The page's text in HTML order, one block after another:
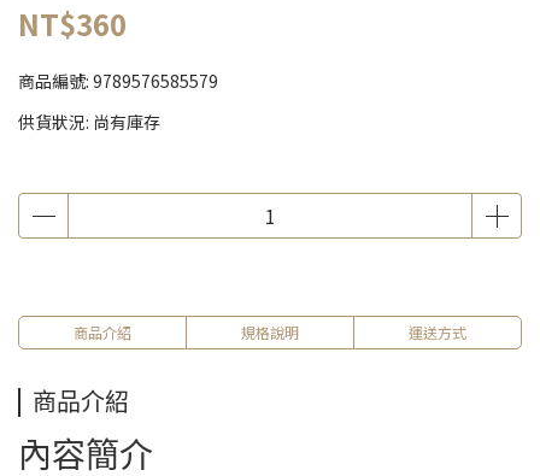
NT$360
商品編號: 9789576585579
供貨狀況: 尚有庫存
商品介紹 規格說明 運送方式
商品介紹
內容簡介